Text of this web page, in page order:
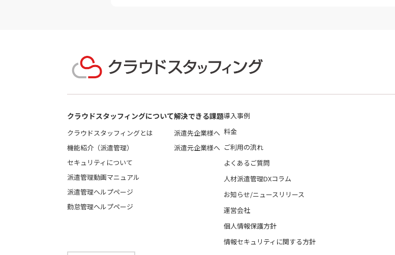
クラウドスタッフィングについて
クラウドスタッフィングとは
機能紹介（派遣管理）
セキュリティについて
派遣管理動画マニュアル
派遣管理ヘルプページ
勤怠管理ヘルプページ
解決できる課題
派遣先企業様へ
派遣元企業様へ
導入事例
料金
ご利用の流れ
よくあるご質問
人材派遣管理DXコラム
お知らせ/ニュースリリース
運営会社
個人情報保護方針
情報セキュリティに関する方針